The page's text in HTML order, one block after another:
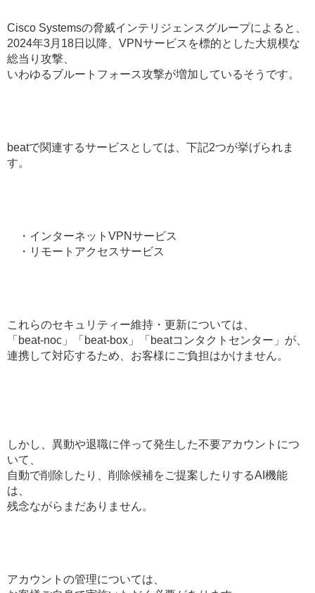
Cisco Systemsの脅威インテリジェンスグループによると、
2024年3月18日以降、VPNサービスを標的とした大規模な
総当り攻撃、
いわゆるブルートフォース攻撃が増加しているそうです。
beatで関連するサービスとしては、下記2つが挙げられま
す。
・インターネットVPNサービス
・リモートアクセスサービス
これらのセキュリティー維持・更新については、
「beat-noc」「beat-box」「beatコンタクトセンター」が、
連携して対応するため、お客様にご負担はかけません。
しかし、異動や退職に伴って発生した不要アカウントにつ
いて、
自動で削除したり、削除候補をご提案したりするAI機能
は、
残念ながらまだありません。
アカウントの管理については、